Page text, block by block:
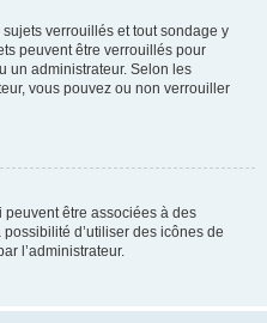
verrouillés et tout sondage y
peuvent être verrouillés pour
un administrateur. Selon les
vous pouvez ou non verrouiller
peuvent être associées à des
d’utiliser des icônes de
l’administrateur.